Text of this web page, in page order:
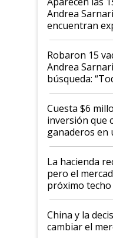
nacional"
Andrea
encuentran
cómo
Robaron 15
Andrea
búsqueda:
toca a algún
Cuesta $6
inversión que
ganaderos en
histórico para
La hacienda
pero el
próximo techo
China y la
cambiar el